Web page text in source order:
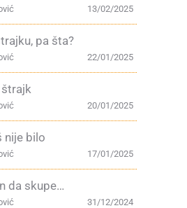
13/02/2025
pa šta?
22/01/2025
štrajk
20/01/2025
nije bilo
17/01/2025
da skupe…
31/12/2024